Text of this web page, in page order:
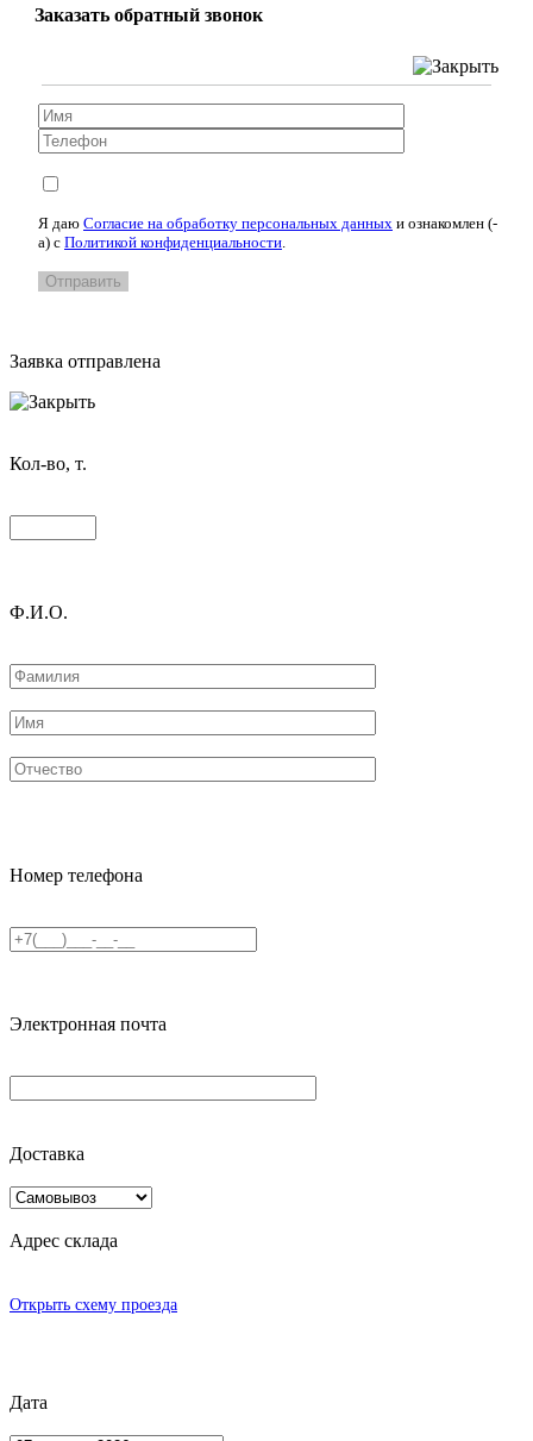
Заказать обратный звонок
Я даю Согласие на обработку персональных данных и ознакомлен (-
а) c Политикой конфиденциальности.
Заявка отправлена
Кол-во, т.
Ф.И.О.
Номер телефона
Электронная почта
Доставка
Адрес склада
Открыть схему проезда
Дата